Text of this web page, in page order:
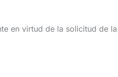
en virtud de la solicitud de